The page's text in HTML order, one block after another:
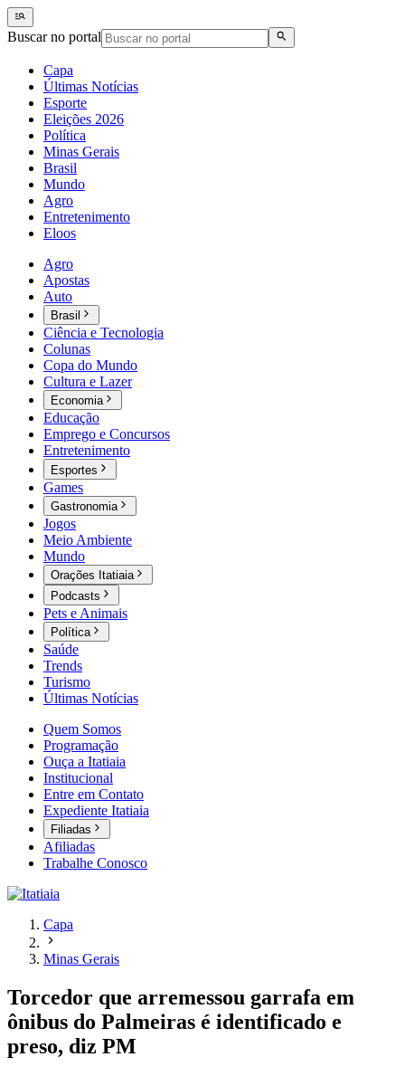
Buscar no portal
Capa
Últimas Notícias
Esporte
Eleições 2026
Política
Minas Gerais
Brasil
Mundo
Agro
Entretenimento
Eloos
Agro
Apostas
Auto
Brasil
Ciência e Tecnologia
Colunas
Copa do Mundo
Cultura e Lazer
Economia
Educação
Emprego e Concursos
Entretenimento
Esportes
Games
Gastronomia
Jogos
Meio Ambiente
Mundo
Orações Itatiaia
Podcasts
Pets e Animais
Política
Saúde
Trends
Turismo
Últimas Notícias
Quem Somos
Programação
Ouça a Itatiaia
Institucional
Entre em Contato
Expediente Itatiaia
Filiadas
Afiliadas
Trabalhe Conosco
Capa
Minas Gerais
Torcedor que arremessou garrafa em
ônibus do Palmeiras é identificado e
preso, diz PM